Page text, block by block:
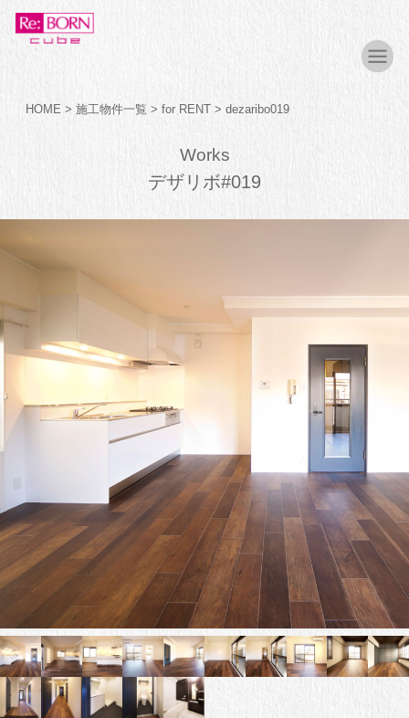
HOME > 施工物件一覧 > for RENT > dezaribo019
Works
デザリボ#019